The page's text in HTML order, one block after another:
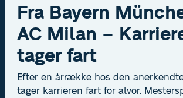
Fra Bayern
AC Milan –
tager fart
Efter en årrække hos den
tager karrieren fart for alvor.